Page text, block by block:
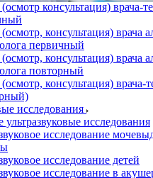
консультация) врача-
консультация) врача
первичный
консультация) врача
повторный
консультация) врача-
исследования
ультразвуковые исследования
исследование
исследование детей
исследование в